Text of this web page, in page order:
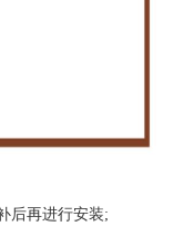
后再进行安装;